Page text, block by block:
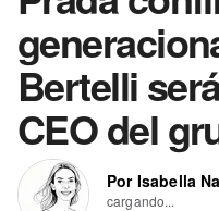
Bertelli
CEO del
Por Isabella
cargando...